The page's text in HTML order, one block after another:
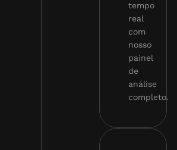
tempo
real
com
nosso
painel
de
análise
completo.